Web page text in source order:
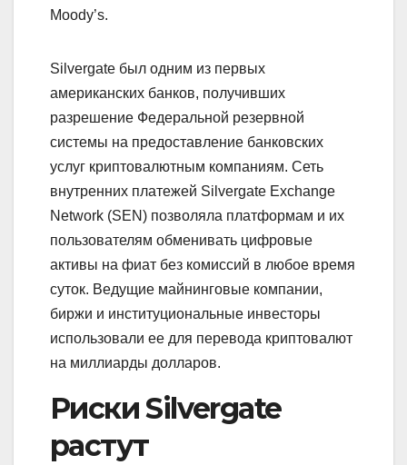
Moody’s.
Silvergate был одним из первых
американских банков, получивших
разрешение Федеральной резервной
системы на предоставление банковских
услуг криптовалютным компаниям. Сеть
внутренних платежей Silvergate Exchange
Network (SEN) позволяла платформам и их
пользователям обменивать цифровые
активы на фиат без комиссий в любое время
суток. Ведущие майнинговые компании,
биржи и институциональные инвесторы
использовали ее для перевода криптовалют
на миллиарды долларов.
Риски Silvergate
растут